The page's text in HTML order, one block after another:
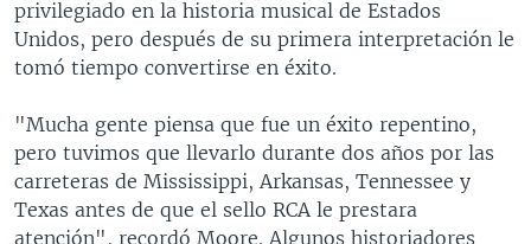
FORO [RADIO]
DEPORTIVO INTERNACIONAL
ENTRETENIMIENTO
privilegiado en la historia musical de Estados
Unidos, pero después de su primera interpretación le
tomó tiempo convertirse en éxito.
"Mucha gente piensa que fue un éxito repentino,
pero tuvimos que llevarlo durante dos años por las
carreteras de Mississippi, Arkansas, Tennessee y
Texas antes de que el sello RCA le prestara
atención", recordó Moore. Algunos historiadores